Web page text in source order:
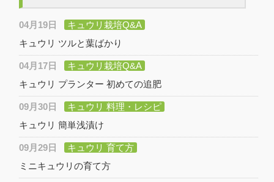
04月19日
キュウリ栽培Q&A
キュウリ ツルと葉ばかり
04月17日
キュウリ栽培Q&A
キュウリ プランター 初めての追肥
09月30日
キュウリ 料理・レシピ
キュウリ 簡単浅漬け
09月29日
キュウリ 育て方
ミニキュウリの育て方